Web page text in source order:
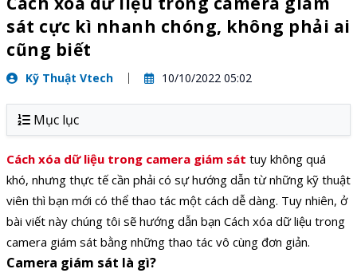
sát cực kì nhanh chóng, không phải ai
cũng biết
Kỹ Thuật Vtech 10/10/2022 05:02
Mục lục
Cách xóa dữ liệu trong camera giám sát tuy không quá
khó, nhưng thực tế cần phải có sự hướng dẫn từ những kỹ thuật
viên thì bạn mới có thể thao tác một cách dễ dàng. Tuy nhiên, ở
bài viết này chúng tôi sẽ hướng dẫn bạn Cách xóa dữ liệu trong
camera giám sát bằng những thao tác vô cùng đơn giản.
Camera giám sát là gì?